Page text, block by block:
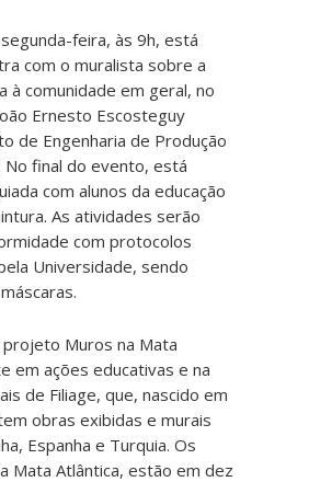
feira, às 9h, está
com o muralista sobre a
à comunidade em geral, no
Ernesto Escosteguy
de Engenharia de Produção
No final do evento, está
com alunos da educação
As atividades serão
com protocolos
Universidade, sendo
Muros na Mata
em ações educativas e na
de Filiage, que, nascido em
obras exibidas e murais
Espanha e Turquia. Os
Mata Atlântica, estão em dez